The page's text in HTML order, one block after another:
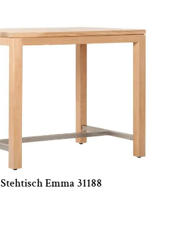
Stehtisch Emma 31188